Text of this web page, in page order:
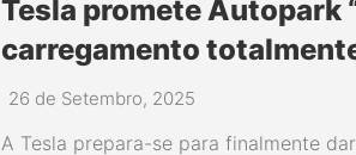
Tesla promete Autopark
carregamento
26 de Setembro, 2025
A Tesla prepara-se para finalmente